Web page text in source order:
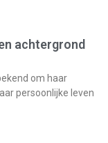
achtergrond
om haar
persoonlijke leven